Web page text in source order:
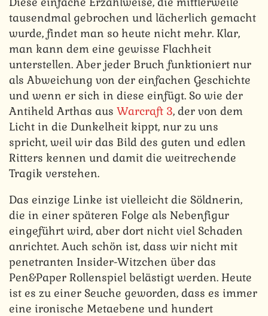
tausendmal gebrochen und lächerlich gemacht
wurde, findet man so heute nicht mehr. Klar,
man kann dem eine gewisse Flachheit
unterstellen. Aber jeder Bruch funktioniert nur
als Abweichung von der einfachen Geschichte
und wenn er sich in diese einfügt. So wie der
Antiheld Arthas aus Warcraft 3, der von dem
Licht in die Dunkelheit kippt, nur zu uns
spricht, weil wir das Bild des guten und edlen
Ritters kennen und damit die weitrechende
Tragik verstehen.
Das einzige Linke ist vielleicht die Söldnerin,
die in einer späteren Folge als Nebenfigur
eingeführt wird, aber dort nicht viel Schaden
anrichtet. Auch schön ist, dass wir nicht mit
penetranten Insider-Witzchen über das
Pen&Paper Rollenspiel belästigt werden. Heute
ist es zu einer Seuche geworden, dass es immer
eine ironische Metaebene und hundert